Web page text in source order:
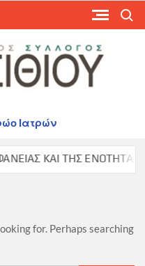
Ιατρών
ΚΑΙ ΤΗΣ ΕΝΟΤΗΤΑΣ
for. Perhaps searching